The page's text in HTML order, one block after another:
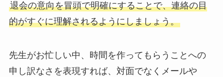
退会の意向を冒頭で明確にすることで、連絡の目
的がすぐに理解されるようにしましょう。
先生がお忙しい中、時間を作ってもらうことへの
申し訳なさを表現すれば、対面でなくメールや